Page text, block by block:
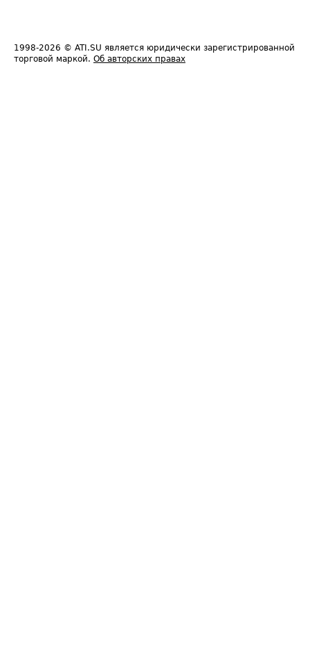
1998-2026 © ATI.SU является юридически зарегистрированной
торговой маркой. Об авторских правах